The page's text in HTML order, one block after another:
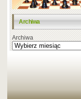
Archiwa
Archiwa